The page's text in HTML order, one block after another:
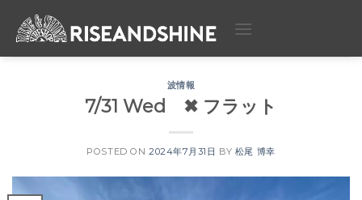
波情報
7/31 Wed ✖︎ フラット
POSTED ON 2024年7月31日 BY 松尾 博幸